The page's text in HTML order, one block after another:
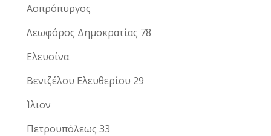
Ασπρόπυργος
Λεωφόρος Δημοκρατίας 78
Ελευσίνα
Βενιζέλου Ελευθερίου 29
Ίλιον
Πετρουπόλεως 33